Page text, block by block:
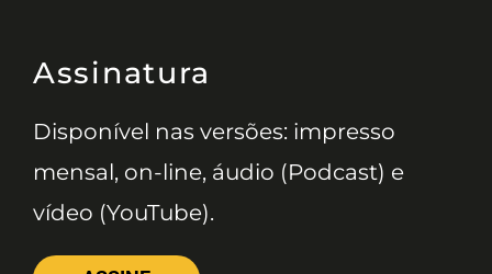
Assinatura
Disponível nas versões: impresso
mensal, on-line, áudio (Podcast) e
vídeo (YouTube).